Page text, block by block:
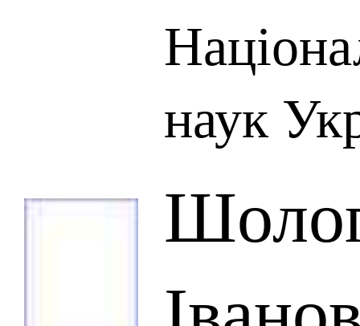
наук